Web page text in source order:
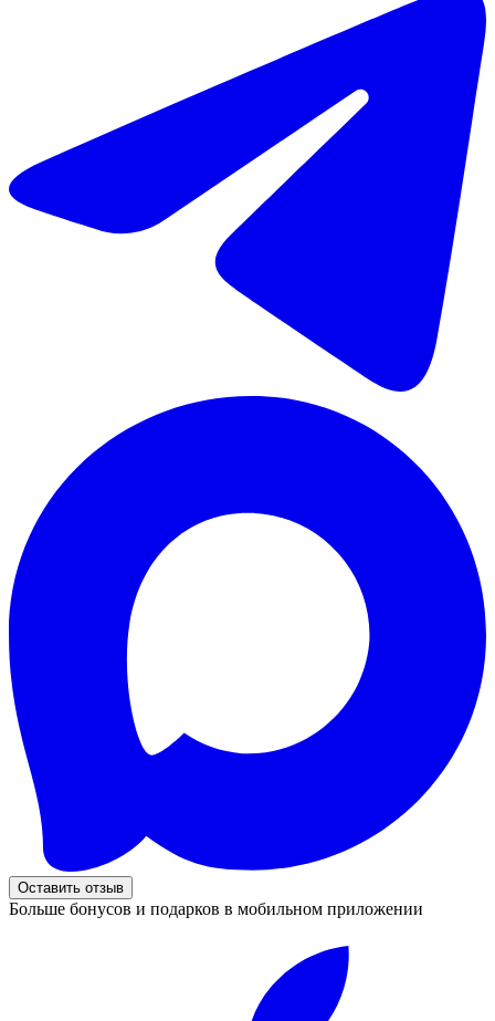
Оставить отзыв
Больше бонусов и подарков в мобильном приложении